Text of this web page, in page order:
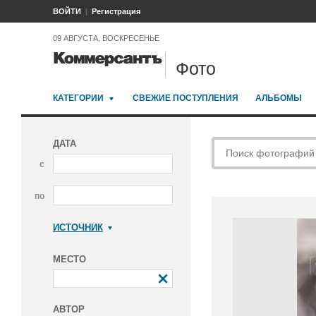
ВОЙТИ Регистрация
09 АВГУСТА, ВОСКРЕСЕНЬЕ
Фото
КАТЕГОРИИ СВЕЖИЕ ПОСТУПЛЕНИЯ АЛЬБОМЫ
ДАТА
с
по
ИСТОЧНИК
МЕСТО
АВТОР